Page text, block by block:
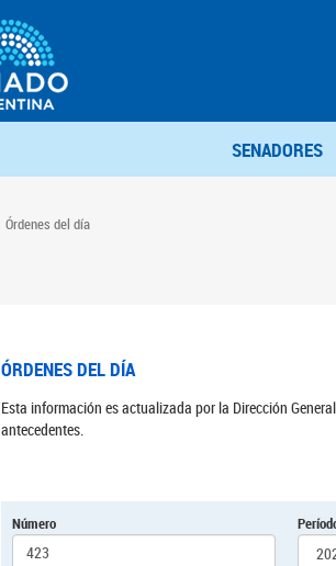
SENADORES
Órdenes del día
ÓRDENES DEL DÍA
Esta información es actualizada por la Dirección
antecedentes.
Número